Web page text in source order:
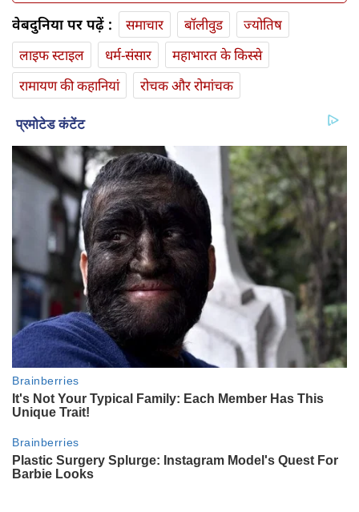
वेबदुनिया पर पढ़ें : समाचार बॉलीवुड
ज्योतिष
लाइफ स्‍टाइल
धर्म-संसार
महाभारत के किस्से
रामायण की कहानियां
रोचक और रोमांचक